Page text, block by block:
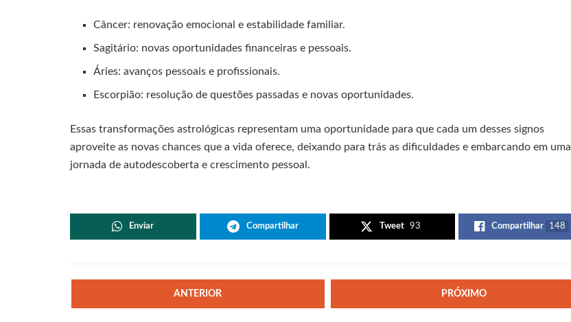
Câncer: renovação emocional e estabilidade familiar.
Sagitário: novas oportunidades financeiras e pessoais.
Áries: avanços pessoais e profissionais.
Escorpião: resolução de questões passadas e novas oportunidades.
Essas transformações astrológicas representam uma oportunidade para que cada um desses signos
aproveite as novas chances que a vida oferece, deixando para trás as dificuldades e embarcando em uma
jornada de autodescoberta e crescimento pessoal.
Enviar Compartilhar Tweet 93 Compartilhar 148
ANTERIOR PRÓXIMO